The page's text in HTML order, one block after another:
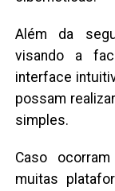
Além da
visando a
interface
possam
simples.
Caso
muitas